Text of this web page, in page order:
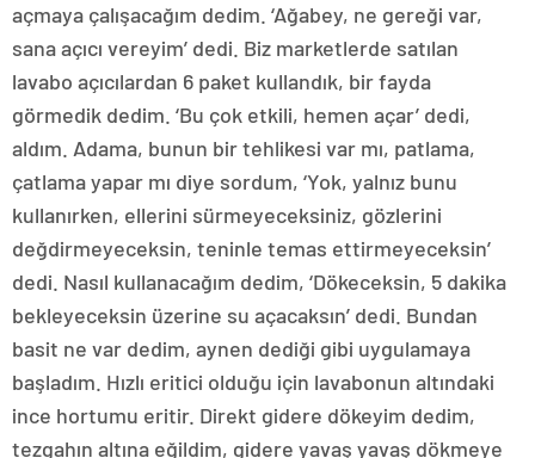
açmaya çalışacağım dedim. ‘Ağabey, ne gereği var,
sana açıcı vereyim’ dedi. Biz marketlerde satılan
lavabo açıcılardan 6 paket kullandık, bir fayda
görmedik dedim. ‘Bu çok etkili, hemen açar’ dedi,
aldım. Adama, bunun bir tehlikesi var mı, patlama,
çatlama yapar mı diye sordum, ‘Yok, yalnız bunu
kullanırken, ellerini sürmeyeceksiniz, gözlerini
değdirmeyeceksin, teninle temas ettirmeyeceksin’
dedi. Nasıl kullanacağım dedim, ‘Dökeceksin, 5 dakika
bekleyeceksin üzerine su açacaksın’ dedi. Bundan
basit ne var dedim, aynen dediği gibi uygulamaya
başladım. Hızlı eritici olduğu için lavabonun altındaki
ince hortumu eritir. Direkt gidere dökeyim dedim,
tezgahın altına eğildim, gidere yavaş yavaş dökmeye